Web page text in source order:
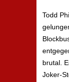
Todd
brutal.
Joker-